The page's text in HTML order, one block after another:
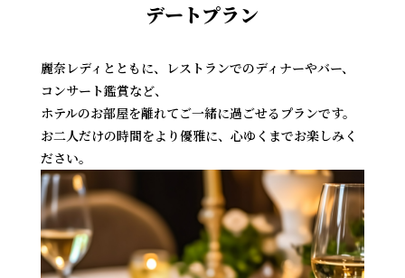
デートプラン
麗奈レディとともに、レストランでのディナーやバー、
コンサート鑑賞など、
ホテルのお部屋を離れてご一緒に過ごせるプランです。
お二人だけの時間をより優雅に、心ゆくまでお楽しみく
ださい。